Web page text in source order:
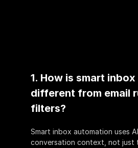
1. How is smart
different from email
filters?
Smart inbox automation uses
conversation context, not just